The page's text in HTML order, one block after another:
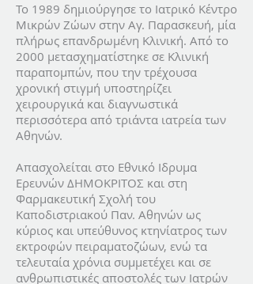
Το 1989 δημιούργησε το Ιατρικό Κέντρο
Μικρών Ζώων στην Αγ. Παρασκευή, μία
πλήρως επανδρωμένη Κλινική. Από το
2000 μετασχηματίστηκε σε Κλινική
παραπομπών, που την τρέχουσα
χρονική στιγμή υποστηρίζει
χειρουργικά και διαγνωστικά
περισσότερα από τριάντα ιατρεία των
Αθηνών.
Απασχολείται στο Εθνικό Ιδρυμα
Ερευνών ΔΗΜΟΚΡΙΤΟΣ και στη
Φαρμακευτική Σχολή του
Καποδιστριακού Παν. Αθηνών ως
κύριος και υπεύθυνος κτηνίατρος των
εκτροφών πειραματοζώων, ενώ τα
τελευταία χρόνια συμμετέχει και σε
ανθρωπιστικές αποστολές των Ιατρών